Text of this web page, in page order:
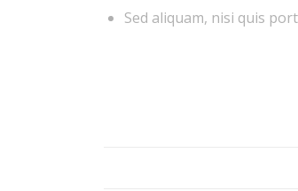
Sed aliquam, nisi quis